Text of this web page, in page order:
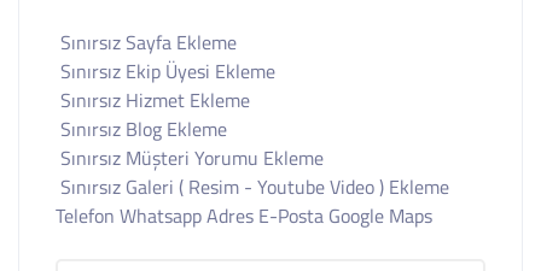
Sınırsız Sayfa Ekleme
Sınırsız Ekip Üyesi Ekleme
Sınırsız Hizmet Ekleme
Sınırsız Blog Ekleme
Sınırsız Müşteri Yorumu Ekleme
Sınırsız Galeri ( Resim - Youtube Video ) Ekleme
Telefon Whatsapp Adres E-Posta Google Maps